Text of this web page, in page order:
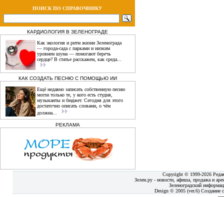
ПОИСК ПО СПРАВОЧНИКУ
КАРДИОЛОГИЯ В ЗЕЛЕНОГРАДЕ
Как экология и ритм жизни Зеленограда
— города‑сада с парками и низким
уровнем шума — помогают беречь
сердце? В статье расскажем, как среда...
КАК СОЗДАТЬ ПЕСНЮ С ПОМОЩЬЮ ИИ
Ещё недавно записать собственную песню
могли только те, у кого есть студия,
музыканты и бюджет. Сегодня для этого
достаточно описать словами, о чём
должна...
РЕКЛАМА
Copyright © 1999-2026
Зелен.ру - новости, афиша, продажа и
Зеленоградский
Design © 2005 (ver.6) Создание